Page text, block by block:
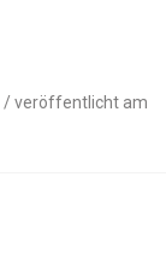
/ veröffentlicht am